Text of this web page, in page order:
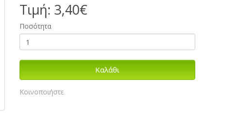
Τιμή: 3,40€
Ποσότητα
Καλάθι
Κοινοποιήστε